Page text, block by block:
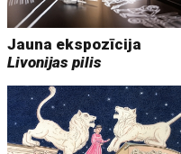
Jauna ekspozīcija
Livonijas pilis